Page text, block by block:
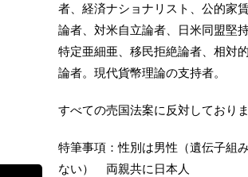
者、経済ナショナリスト、公的家
論者、対米自立論者、日米同盟堅
特定亜細亜、移民拒絶論者、相対
論者。現代貨幣理論の支持者。
すべての売国法案に反対しておりま
特筆事項：性別は男性（遺伝子組
ない） 両親共に日本人